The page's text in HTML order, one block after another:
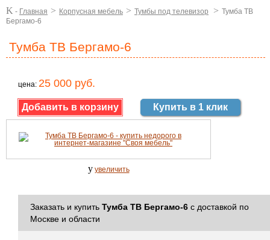
K - Главная > Корпусная мебель > Тумбы под телевизор > Тумба ТВ
Бергамо-6
Тумба ТВ Бергамо-6
цена: 25 000 руб.
Купить в 1 клик
y увеличить
Заказать и купить Тумба ТВ Бергамо-6 с доставкой по
Москве и области